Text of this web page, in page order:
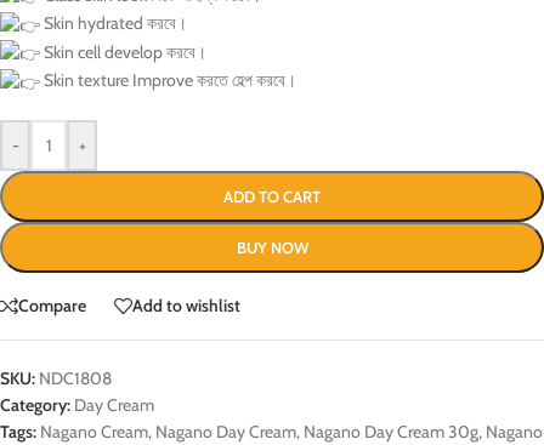
Skin hydrated করবে।
Skin cell develop করবে।
Skin texture Improve করতে হেল্প করবে।
- +
ADD TO CART
BUY NOW
Compare Add to wishlist
SKU: NDC1808
Category: Day Cream
Tags: Nagano Cream, Nagano Day Cream, Nagano Day Cream 30g, Nagano